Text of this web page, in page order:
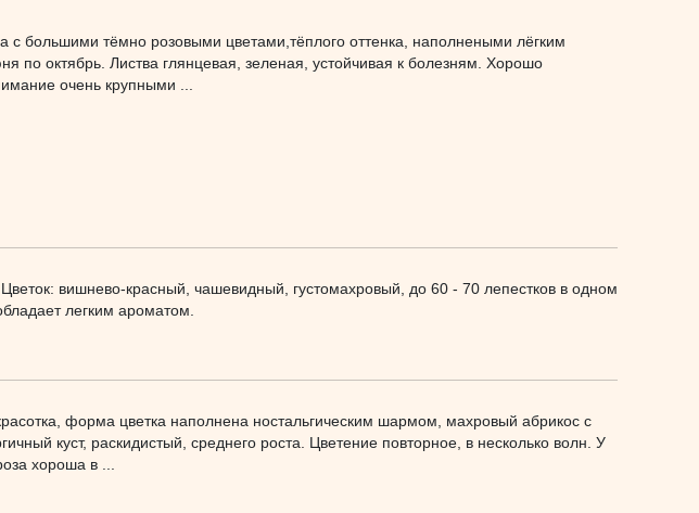
с большими тёмно розовыми цветами,тёплого оттенка, наполнеными лёгким
по октябрь. Листва глянцевая, зеленая, устойчивая к болезням. Хорошо
очень крупными ...
вишнево-красный, чашевидный, густомахровый, до 60 - 70 лепестков в одном
легким ароматом.
форма цветка наполнена ностальгическим шармом, махровый абрикос с
куст, раскидистый, среднего роста. Цветение повторное, в несколько волн. У
хороша в ...